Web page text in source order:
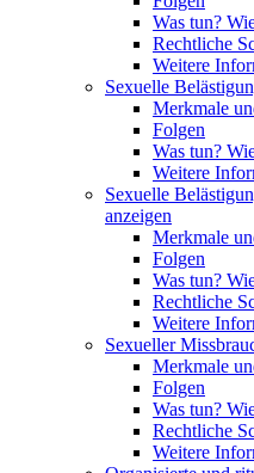
Was tun?
Rechtliche
Weitere
Sexuelle
Merkmale
Folgen
Was tun?
Weitere
Sexuelle
anzeigen
Merkmale
Folgen
Was tun?
Rechtliche
Weitere
Sexueller
Merkmale
Folgen
Was tun?
Rechtliche
Weitere